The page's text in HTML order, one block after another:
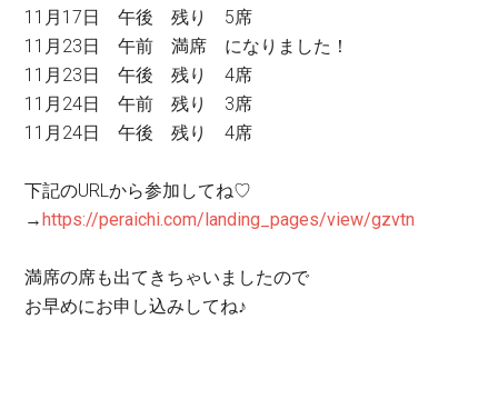
11月17日 午後 残り 5席
11月23日 午前 満席 になりました！
11月23日 午後 残り 4席
11月24日 午前 残り 3席
11月24日 午後 残り 4席
下記のURLから参加してね♡
→https://peraichi.com/landing_pages/view/gzvtn
満席の席も出てきちゃいましたので
お早めにお申し込みしてね♪